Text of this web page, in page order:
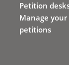
Petition
Manage your
petitions